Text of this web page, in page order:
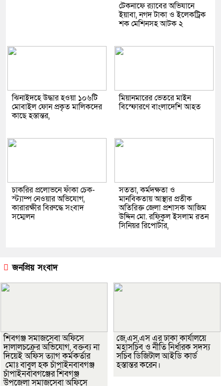
টেকনাফে র‌্যাবের অভিযানে
ইয়াবা, নগদ টাকা ও ইলেকট্রিক
শক মেশিনসহ আটক ২
ঝিনাইদহে উদ্ধার হওয়া ১০৬টি
মোবাইল ফোন প্রকৃত মালিকদের
কাছে হস্তান্তর,
মিয়ানমারের ভেতরে মাইন
বিস্ফোরণে বাংলাদেশি আহত
চাকরির প্রলোভনে ফাঁকা চেক-
স্ট্যাম্প নেওয়ার অভিযোগ,
কারারক্ষীর বিরুদ্ধে সংবাদ
সম্মেলন
সততা, কর্মদক্ষতা ও
মানবিকতায় আস্থার প্রতীক
অতিরিক্ত জেলা প্রশাসক আজিম
উদ্দিন মো. রফিকুল ইসলাম রতন
সিনিয়র রিপোর্টার,
জনপ্রিয় সংবাদ
শিবগঞ্জ সমাজসেবা অফিসে
দালালচক্রের অভিযোগ, বক্তব্য না
দিয়েই অফিস ত্যাগ কর্মকর্তার
মোঃ বাবুল হক চাঁপাইনবাবগঞ্জ
চাঁপাইনবাবগঞ্জের শিবগঞ্জ
উপজেলা সমাজসেবা অফিসে
জে,এস,এস এর ঢাকা কার্যালয়ে
মহাসচিব ও নীতি নির্ধারক সদস্য
সচিব ডিজিটাল আইডি কার্ড
হস্তান্তর করেন।